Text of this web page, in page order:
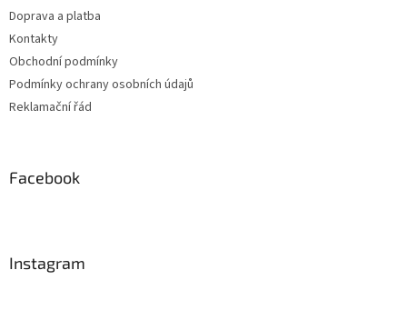
Doprava a platba
Kontakty
Obchodní podmínky
Podmínky ochrany osobních údajů
Reklamační řád
Facebook
Instagram